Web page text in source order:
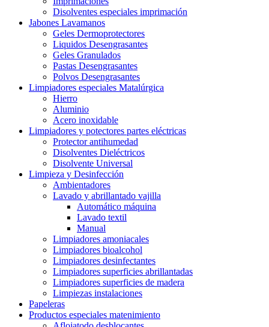
Disolventes especiales imprimación
Jabones Lavamanos
Geles Dermoprotectores
Liquidos Desengrasantes
Geles Granulados
Pastas Desengrasantes
Polvos Desengrasantes
Limpiadores especiales Matalúrgica
Hierro
Aluminio
Acero inoxidable
Limpiadores y potectores partes eléctricas
Protector antihumedad
Disolventes Dieléctricos
Disolvente Universal
Limpieza y Desinfección
Ambientadores
Lavado y abrillantado vajilla
Automático máquina
Lavado textil
Manual
Limpiadores amoniacales
Limpiadores bioalcohol
Limpiadores desinfectantes
Limpiadores superficies abrillantadas
Limpiadores superficies de madera
Limpiezas instalaciones
Papeleras
Productos especiales matenimiento